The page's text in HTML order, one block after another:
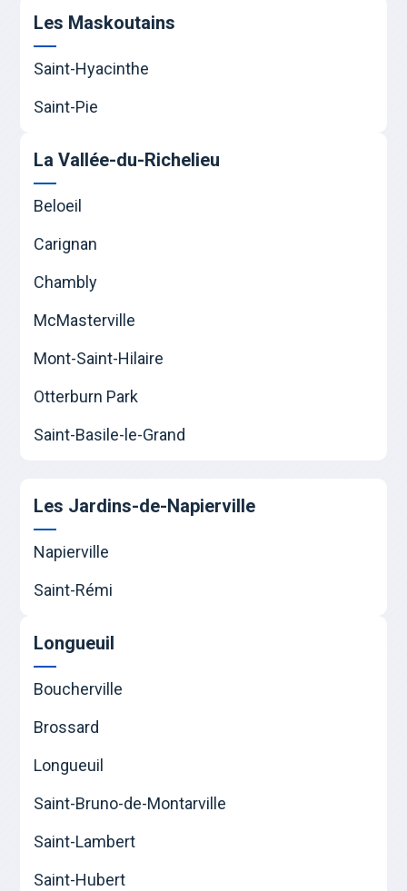
Les Maskoutains
Saint-Hyacinthe
Saint-Pie
La Vallée-du-Richelieu
Beloeil
Carignan
Chambly
McMasterville
Mont-Saint-Hilaire
Otterburn Park
Saint-Basile-le-Grand
Les Jardins-de-Napierville
Napierville
Saint-Rémi
Longueuil
Boucherville
Brossard
Longueuil
Saint-Bruno-de-Montarville
Saint-Lambert
Saint-Hubert